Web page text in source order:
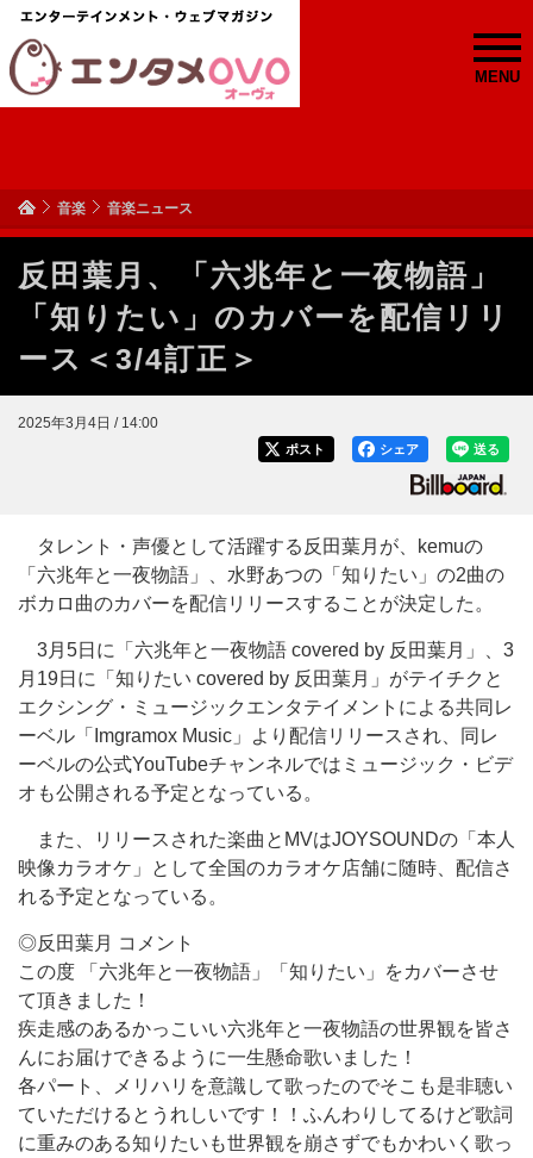
MENU
音楽 音楽ニュース
反田葉月、「六兆年と一夜物語」
「知りたい」のカバーを配信リリ
ース＜3/4訂正＞
2025年3月4日 / 14:00
送る
シェア
ポスト
タレント・声優として活躍する反田葉月が、kemuの
「六兆年と一夜物語」、水野あつの「知りたい」の2曲の
ボカロ曲のカバーを配信リリースすることが決定した。
3月5日に「六兆年と一夜物語 covered by 反田葉月」、3
月19日に「知りたい covered by 反田葉月」がテイチクと
エクシング・ミュージックエンタテイメントによる共同レ
ーベル「Imgramox Music」より配信リリースされ、同レ
ーベルの公式YouTubeチャンネルではミュージック・ビデ
オも公開される予定となっている。
また、リリースされた楽曲とMVはJOYSOUNDの「本人
映像カラオケ」として全国のカラオケ店舗に随時、配信さ
れる予定となっている。
◎反田葉月 コメント
この度 「六兆年と一夜物語」「知りたい」をカバーさせ
て頂きました！
疾走感のあるかっこいい六兆年と一夜物語の世界観を皆さ
んにお届けできるように一生懸命歌いました！
各パート、メリハリを意識して歌ったのでそこも是非聴い
ていただけるとうれしいです！！ふんわりしてるけど歌詞
に重みのある知りたいも世界観を崩さずでもかわいく歌っ